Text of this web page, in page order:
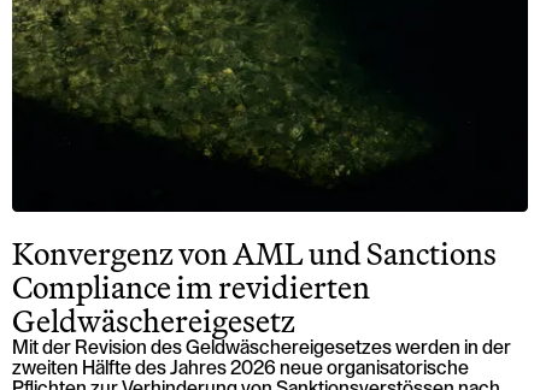
Konvergenz von AML und Sanctions
Compliance im revidierten
Geldwäschereigesetz
Mit der Revision des Geldwäschereigesetzes werden in der
zweiten Hälfte des Jahres 2026 neue organisatorische